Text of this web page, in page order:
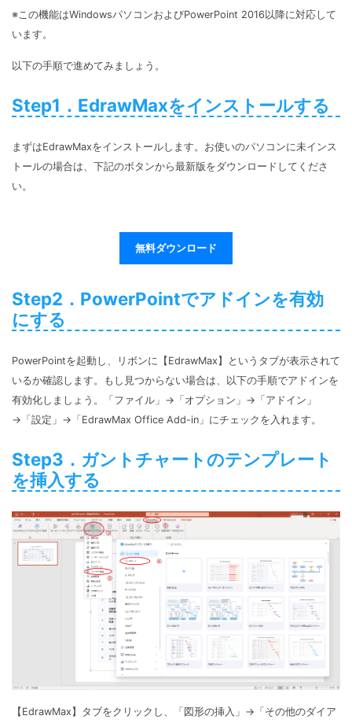
※この機能はWindowsパソコンおよびPowerPoint 2016以降に対応して
います。
以下の手順で進めてみましょう。
Step1．EdrawMaxをインストールする
まずはEdrawMaxをインストールします。お使いのパソコンに未インス
トールの場合は、下記のボタンから最新版をダウンロードしてくださ
い。
無料ダウンロード
Step2．PowerPointでアドインを有効
にする
PowerPointを起動し、リボンに【EdrawMax】というタブが表示されて
いるか確認します。もし見つからない場合は、以下の手順でアドインを
有効化しましょう。「ファイル」→「オプション」→「アドイン」
→「設定」→「EdrawMax Office Add-in」にチェックを入れます。
Step3．ガントチャートのテンプレート
を挿入する
【EdrawMax】タブをクリックし、「図形の挿入」→「その他のダイア